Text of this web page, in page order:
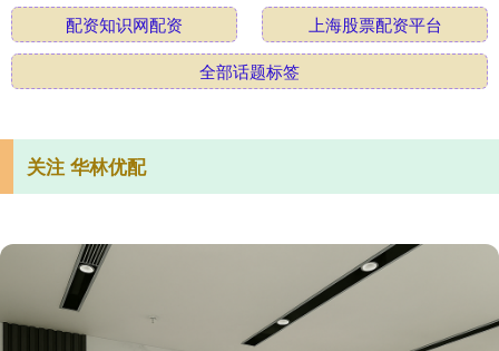
配资知识网配资
上海股票配资平台
全部话题标签
关注 华林优配